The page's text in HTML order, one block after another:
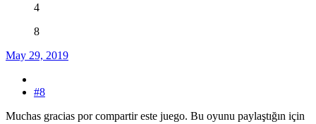
4
8
May 29, 2019
#8
Muchas gracias por compartir este juego. Bu oyunu paylaştığın için